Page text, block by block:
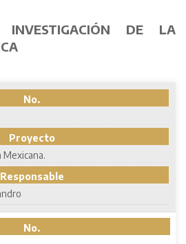
INVESTIGACIÓN DE LA
No.
Proyecto
Mexicana.
Responsable
No.